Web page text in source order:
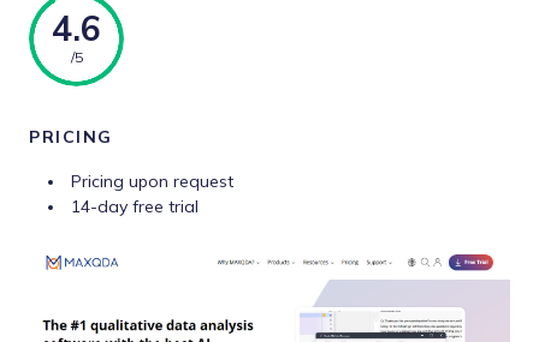
4.6
/5
PRICING
Pricing upon request
14-day free trial